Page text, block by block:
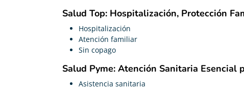
Salud Top: Hospitalización, Protección
Hospitalización
Atención familiar
Sin copago
Salud Pyme: Atención Sanitaria Esencial
Asistencia sanitaria